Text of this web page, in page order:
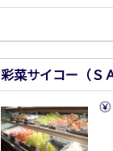
彩菜サイコー（Ｓ